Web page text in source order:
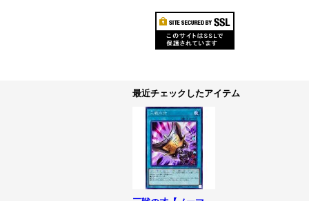
最近チェックしたアイテム